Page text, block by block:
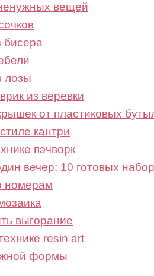
вещей
бисера
лозы
из веревки
от пластиковых
кантри
пэчворк
вечер: 10 готовых
номерам
выгорание
resin art
формы